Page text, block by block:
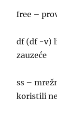
free –
df (df -v)
zauzeće
ss –
koristili